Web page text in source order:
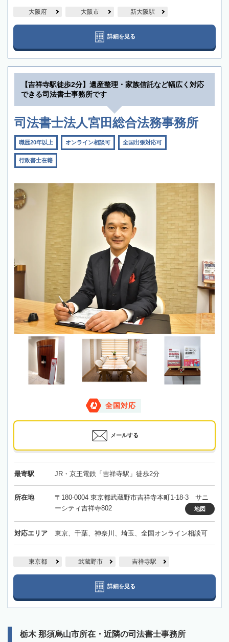
大阪府 大阪市 新大阪駅
詳細を見る
【吉祥寺駅徒歩2分】遺産整理・家族信託など幅広く対応
できる司法書士事務所です
司法書士法人宮田総合法務事務所
職歴20年以上 オンライン相談可 全国出張対応可
行政書士在籍
全国対応
メールする
最寄駅 JR・京王電鉄「吉祥寺駅」徒歩2分
所在地
〒180-0004 東京都武蔵野市吉祥寺本町1-18-3 サニ
ーシティ吉祥寺802
地図
対応エリア 東京、千葉、神奈川、埼玉、全国オンライン相談可
東京都 武蔵野市 吉祥寺駅
詳細を見る
栃木 那須烏山市所在・近隣の司法書士事務所